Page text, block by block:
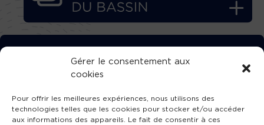
Gérer le consentement aux
cookies
Pour offrir les meilleures expériences, nous utilisons des
technologies telles que les cookies pour stocker et/ou accéder
aux informations des appareils. Le fait de consentir à ces
TÉLÉCHARGEZ GRATUITEMENT
L’APPLICATION TVBA !